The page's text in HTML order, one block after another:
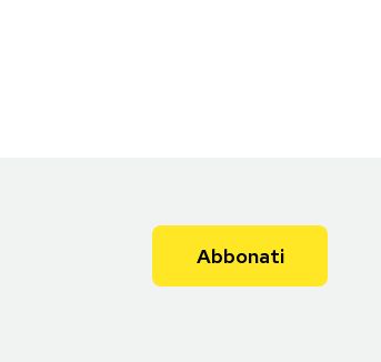
Abbonati